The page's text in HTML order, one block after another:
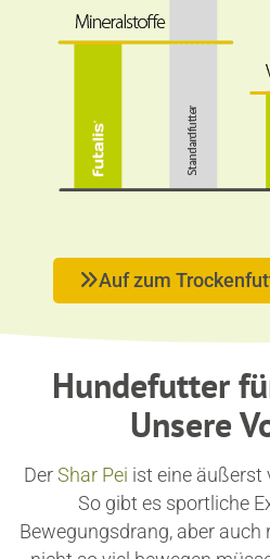
Auf zum
Hundefutter
Unsere
DerShar Pei ist eine äußerst
So gibt es sportliche
Bewegungsdrang, aber auch